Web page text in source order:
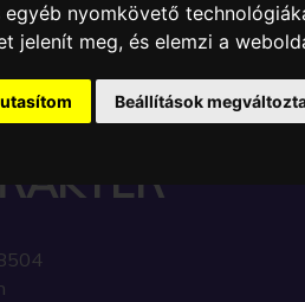
nyomkövető
jelenít meg, és elemzi a
Beállítások
&